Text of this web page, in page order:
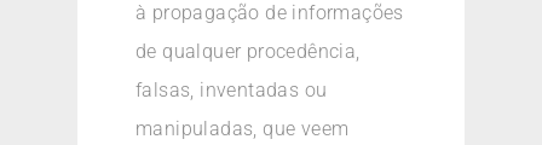
à propagação de informações
de qualquer procedência,
falsas, inventadas ou
manipuladas, que veem